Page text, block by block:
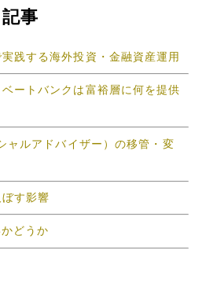
事
践する海外投資・金融資産運用
ベートバンクは富裕層に何を提供
ャルアドバイザー）の移管・変
す影響
どうか